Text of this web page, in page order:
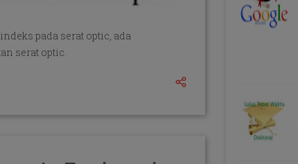
pada serat optic, ada
serat optic.